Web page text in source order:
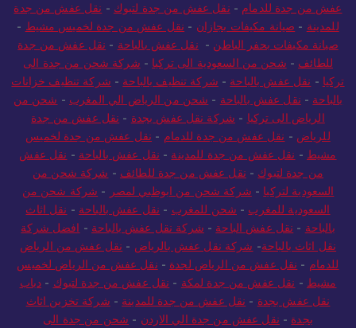
عفش من جدة للدمام - نقل عفش من جدة لتبوك - نقل عفش من جدة
للمدينة - صيانة مكيفات بجازان - نقل عفش من جدة لخميس مشيط -
صيانة مكيفات بحفر الباطن - نقل عفش بالباحة - نقل عفش من جدة
للطائف - شحن من السعودية الى تركيا - شركة شحن من جدة الى
تركيا - نقل عفش بالباحة - شركة تنظيف بالباحة - شركة تنظيف خزانات
بالباحة - نقل عفش بالباحة - شحن من الرياض الي المغرب - شحن من
الرياض الى تركيا - شركة نقل عفش بجدة - نقل عفش من جدة
للرياض - نقل عفش من جدة للدمام - نقل عفش من جدة لخميس
مشيط - نقل عفش من جدة للمدينة - نقل عفش بالباحة - نقل عفش
من جدة لتبوك - نقل عفش من جدة للطائف - شركة شحن من
السعودية لتركيا - شركة شحن من ابوظبي لمصر - شركة شحن من
السعودية للمغرب - شحن للمغرب - نقل عفش بالباحة - نقل اثاث
بالباحة - نقل عفش الباحة - شركة نقل عفش بالباحة - افضل شركة
نقل اثاث بالباحة- شركة نقل عفش بالرياض - نقل عفش من الرياض
للدمام - نقل عفش من الرياض لجدة - نقل عفش من الرياض لخميس
مشيط - نقل عفش من جدة لمكة - نقل عفش من جدة لتبوك - دباب
نقل عفش بجدة - نقل عفش من جدة للمدينة - شركة تخزين اثاث
بجدة - نقل عفش من جدة الي الاردن - شحن من جدة الى